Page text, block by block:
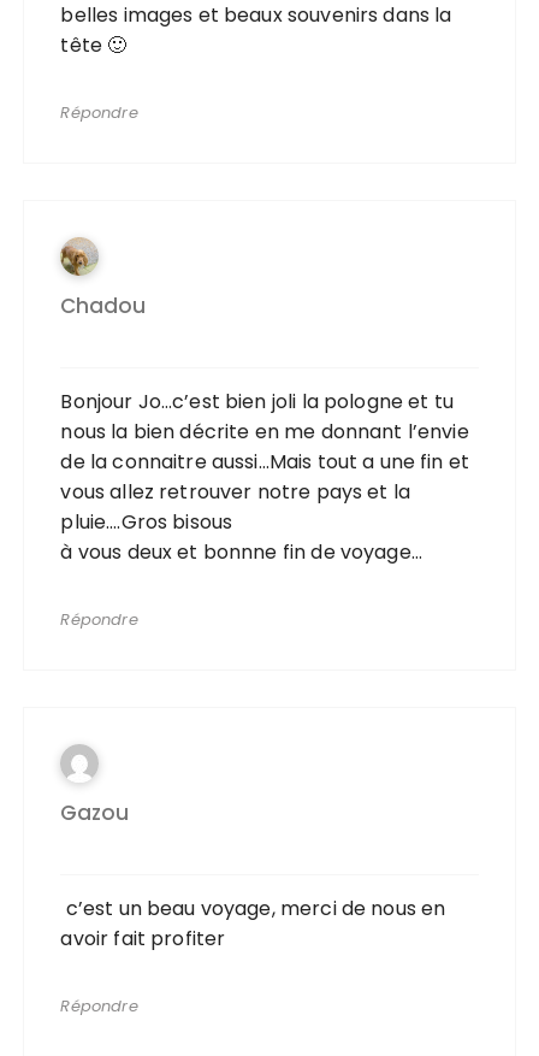
belles images et beaux souvenirs dans la
tête 🙂
Répondre
Chadou
Bonjour Jo…c’est bien joli la pologne et tu
nous la bien décrite en me donnant l’envie
de la connaitre aussi…Mais tout a une fin et
vous allez retrouver notre pays et la
pluie….Gros bisous
à vous deux et bonnne fin de voyage…
Répondre
Gazou
c’est un beau voyage, merci de nous en
avoir fait profiter
Répondre